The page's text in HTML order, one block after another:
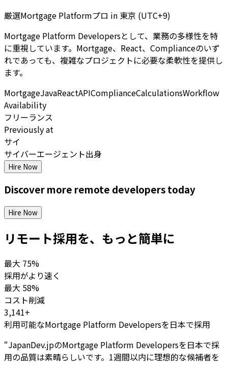
厳選Mortgage Platformプロ in 東京 (UTC+9)
Mortgage Platform Developersとして、業務の多様性を特
に重視しています。Mortgage、React、Complianceのいず
れであっても、複雑なプロジェクトに必要な柔軟性を提供し
ます。
MortgageJavaReactAPIComplianceCalculationsWorkflow
Availability
フリーランス
Previously at
サイ
サイバーエージェント出身
Hire Now
Discover more remote developerstoday
Hire Now
リモート採用を、もっと簡単に
最大 75%
採用がより速く
最大 58%
コスト削減
3,141+
利用可能なMortgage Platform Developersを日本で採用
“JapanDev.jpのMortgage Platform Developersを日本で採
用の品質は素晴らしいです。1週間以内に理想的な候補者を